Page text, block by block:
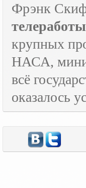
Фрэнк
телеработы
крупных
НАСА,
всё
оказалось